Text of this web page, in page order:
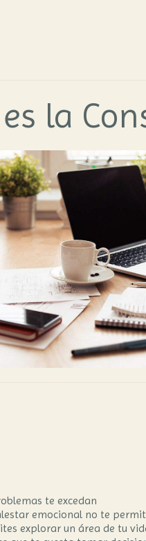
la
te excedan
emocional no te
explorar un área de tu